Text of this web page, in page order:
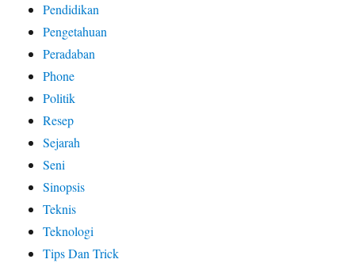
Pendidikan
Pengetahuan
Peradaban
Phone
Politik
Resep
Sejarah
Seni
Sinopsis
Teknis
Teknologi
Tips Dan Trick